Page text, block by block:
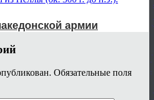
армии
Обязательные поля